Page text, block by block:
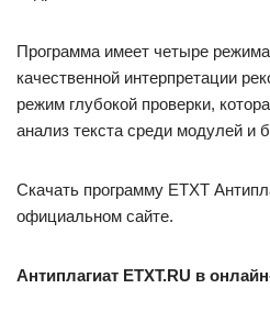
Программа имеет четыре
качественной интерпретации
режим глубокой проверки,
анализ текста среди модулей и
Скачать программу ETXT
официальном сайте.
Антиплагиат ETXT.RU в